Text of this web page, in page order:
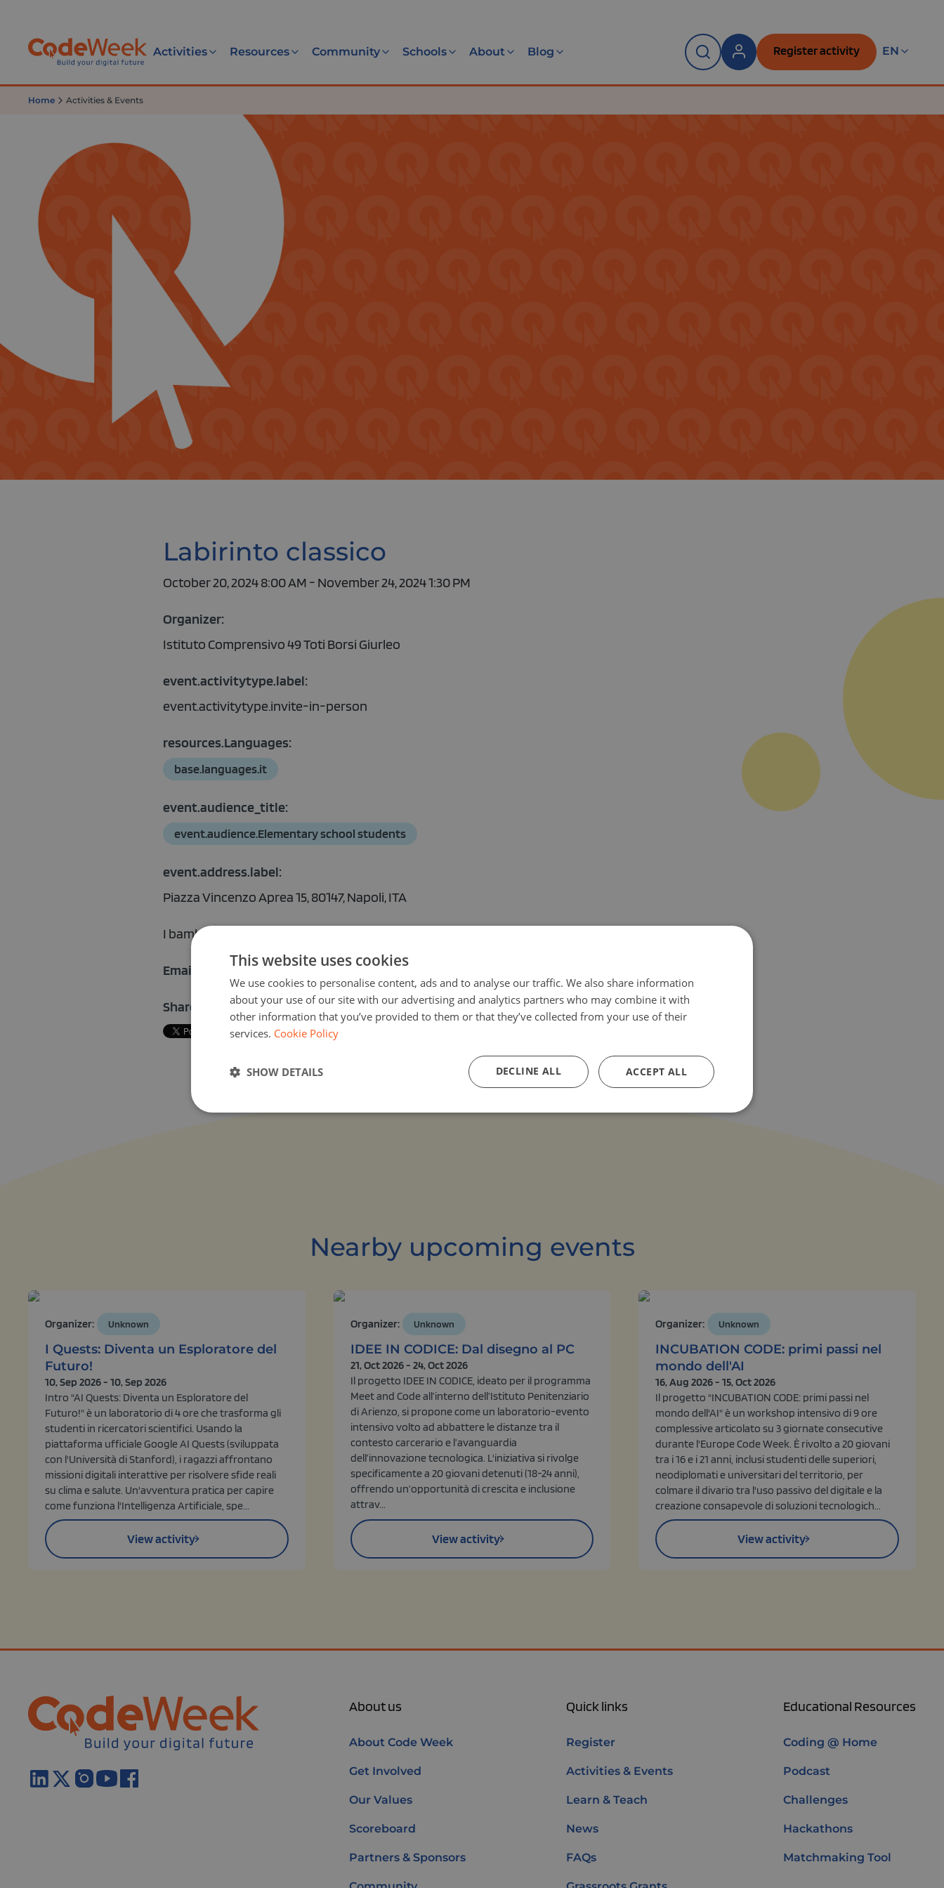
Activities Resources Community Schools About Blog Register activity EN
Home Activities & Events
Labirinto classico
October 20, 2024 8:00 AM - November 24, 2024 1:30 PM
Organizer:
Istituto Comprensivo 49 Toti Borsi Giurleo
event.activitytype.label:
event.activitytype.invite-in-person
resources.Languages:
base.languages.it
event.audience_title:
event.audience.Elementary school students
event.address.label:
Piazza Vincenzo Aprea 15, 80147, Napoli, ITA
I bambini della seconda classe Primaria si cimenteranno con il labirinto classico.
Email address:
Share activity on:
Nearby upcoming events
Organizer: Unknown
I Quests: Diventa un Esploratore del
Futuro!
10, Sep 2026 - 10, Sep 2026
Intro "AI Quests: Diventa un Esploratore del
Futuro!" è un laboratorio di 4 ore che trasforma gli
studenti in ricercatori scientifici. Usando la
piattaforma ufficiale Google AI Quests (sviluppata
con l'Università di Stanford), i ragazzi affrontano
missioni digitali interattive per risolvere sfide reali
su clima e salute. Un'avventura pratica per capire
come funziona l'Intelligenza Artificiale, spe...
View activity
Organizer: Unknown
IDEE IN CODICE: Dal disegno al PC
21, Oct 2026 - 24, Oct 2026
Il progetto IDEE IN CODICE, ideato per il programma
Meet and Code all’interno dell’Istituto Penitenziario
di Arienzo, si propone come un laboratorio-evento
intensivo volto ad abbattere le distanze tra il
contesto carcerario e l’avanguardia
dell’innovazione tecnologica. L'iniziativa si rivolge
specificamente a 20 giovani detenuti (18-24 anni),
offrendo un’opportunità di crescita e inclusione
attrav...
View activity
Organizer: Unknown
INCUBATION CODE: primi passi nel
mondo dell'AI
16, Aug 2026 - 15, Oct 2026
Il progetto "INCUBATION CODE: primi passi nel
mondo dell'AI" è un workshop intensivo di 9 ore
complessive articolato su 3 giornate consecutive
durante l'Europe Code Week. È rivolto a 20 giovani
tra i 16 e i 21 anni, inclusi studenti delle superiori,
neodiplomati e universitari del territorio, per
colmare il divario tra l'uso passivo del digitale e la
creazione consapevole di soluzioni tecnologich...
View activity
About us
About Code Week
Get Involved
Our Values
Scoreboard
Partners & Sponsors
Quick links
Register
Activities & Events
Learn & Teach
News
FAQs
Educational Resources
Coding @ Home
Podcast
Challenges
Hackathons
Matchmaking Tool
This website uses cookies
We use cookies to personalise content, ads and to analyse our traffic. We also share information
about your use of our site with our advertising and analytics partners who may combine it with
other information that you’ve provided to them or that they’ve collected from your use of their
services. Cookie Policy
ACCEPT ALL
DECLINE ALL
SHOW DETAILS